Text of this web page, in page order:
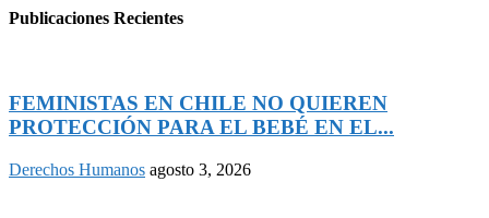
Publicaciones Recientes
FEMINISTAS EN CHILE NO QUIEREN
PROTECCIÓN PARA EL BEBÉ EN EL...
Derechos Humanos agosto 3, 2026